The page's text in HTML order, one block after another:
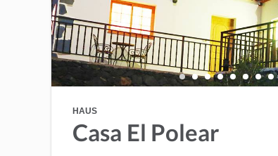
HAUS
Casa El Polear